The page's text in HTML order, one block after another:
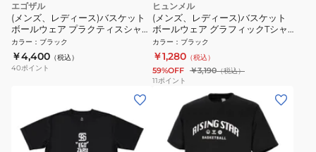
エゴザル
(メンズ、レディース)バスケット
ボールウェア プラクティスシャツ
グロッシーロゴ Tシャツ
EZSS26UST033C001
カラー ： ブラック
￥4,400 （税込）
40ポイント
ヒュンメル
(メンズ、レディース)バスケット
ボールウェア グラフィックTシャ
ツ HAPB4098XB-90
カラー ： ブラック
￥1,280 （税込）
59%OFF ￥3,190（税込）
11ポイント